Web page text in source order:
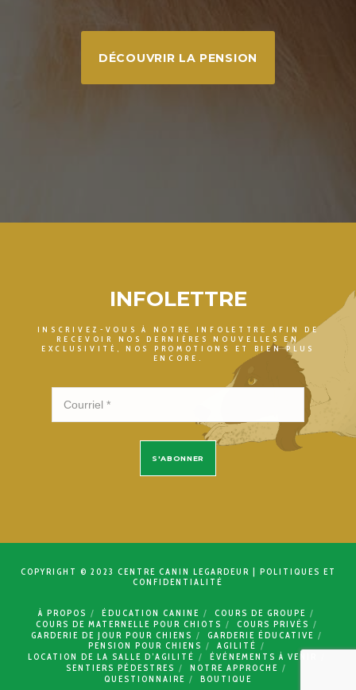
DÉCOUVRIR LA PENSION
INFOLETTRE
INSCRIVEZ-VOUS À NOTRE INFOLETTRE AFIN DE
RECEVOIR NOS DERNIÈRES NOUVELLES EN
EXCLUSIVITÉ, NOS PROMOTIONS ET BIEN PLUS
ENCORE.
COPYRIGHT © 2023 CENTRE CANIN LEGARDEUR | POLITIQUES ET
CONFIDENTIALITÉ
À PROPOS ÉDUCATION CANINE
COURS DE GROUPE
COURS DE MATERNELLE POUR CHIOTS
COURS PRIVÉS
GARDERIE DE JOUR POUR CHIENS
GARDERIE ÉDUCATIVE
PENSION POUR CHIENS
AGILITÉ
LOCATION DE LA SALLE D’AGILITÉ
ÉVÉNEMENTS À VENIR
SENTIERS PÉDESTRES
NOTRE APPROCHE
QUESTIONNAIRE
BOUTIQUE